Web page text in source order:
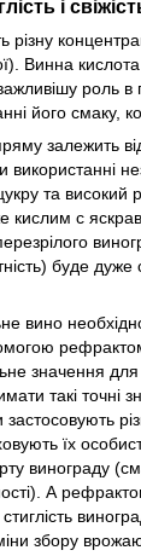
і
різну
Винна
роль в
його смаку,
залежить
та високий
кислим c
буде
вино
значення
такі точні
їх
винограду
А
збору